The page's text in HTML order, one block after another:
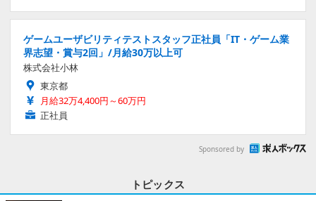
ゲームユーザビリティテストスタッフ正社員「IT・ゲーム業
界志望・賞与2回」/月給30万以上可
株式会社小林
東京都
月給32万4,400円～60万円
正社員
Sponsored by
トピックス